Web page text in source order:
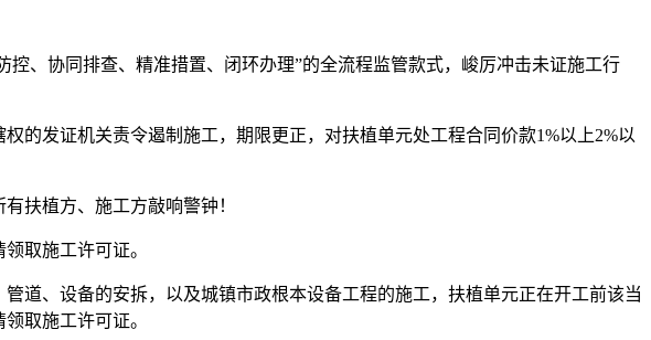
、协同排查、精准措置、闭环办理”的全流程监管款式，峻厉冲击未证施工行
发证机关责令遏制施工，期限更正，对扶植单元处工程合同价款1%以上2%以
扶植方、施工方敲响警钟！
取施工许可证。
、设备的安拆，以及城镇市政根本设备工程的施工，扶植单元正在开工前该当
取施工许可证。